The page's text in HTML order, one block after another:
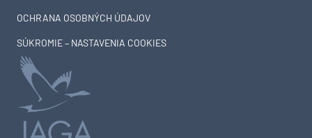
OCHRANA OSOBNÝCH ÚDAJOV
SÚKROMIE – NASTAVENIA COOKIES